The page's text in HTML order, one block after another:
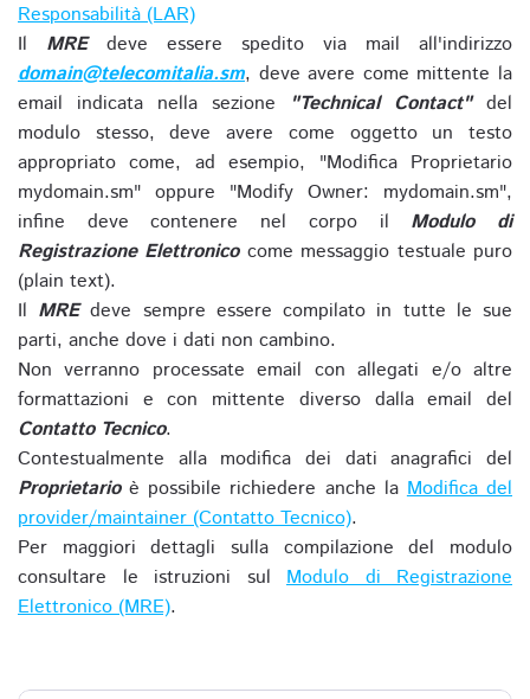
Responsabilità (LAR)
Il MREdeve essere spedito via mail all'indirizzo
domain@telecomitalia.sm, deve avere come mittente la
email indicata nella sezione
"Technical Contact"del
modulo stesso, deve avere come oggetto un testo
appropriato come, ad esempio, "Modifica Proprietario
mydomain.sm" oppure "Modify Owner: mydomain.sm",
infine deve contenere nel corpo il Modulo di
Registrazione Elettronicocome messaggio testuale puro
(plain text).
Il MREdeve sempre essere compilato in tutte le sue
parti, anche dove i dati non cambino.
Non verranno processate email con allegati e/o altre
formattazioni e con mittente diverso dalla email del
Contatto Tecnico.
Contestualmente alla modifica dei dati anagrafici del
Proprietarioè possibile richiedere anche laModifica del
provider/maintainer (Contatto Tecnico).
Per maggiori dettagli sulla compilazione del modulo
consultare le istruzioni sul Modulo di Registrazione
Elettronico (MRE).